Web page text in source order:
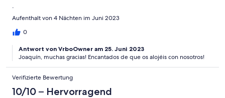
.
Aufenthalt von 4 Nächten im Juni 2023
0
Antwort von VrboOwner am 25. Juni 2023
Joaquín, muchas gracias! Encantados de que os alojéis con nosotros!
Verifizierte Bewertung
10/10 – Hervorragend